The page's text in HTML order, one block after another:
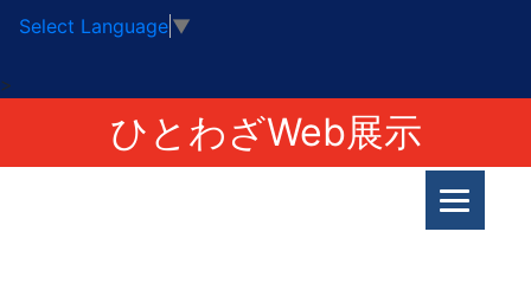
Select Language ▼
>
ひとわざWeb展示